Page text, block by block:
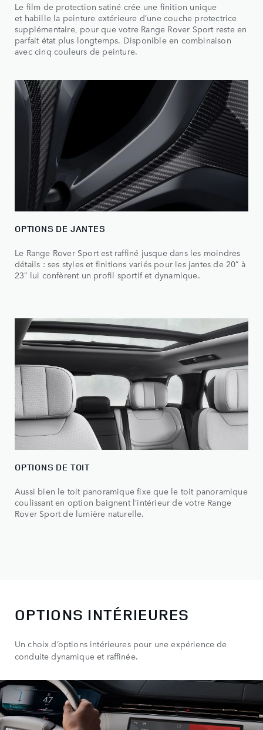
Le film de protection satiné crée une finition unique
et habille la peinture extérieure d’une couche protectrice
supplémentaire, pour que votre Range Rover Sport reste en
parfait état plus longtemps. Disponible en combinaison
avec cinq couleurs de peinture.
OPTIONS DE JANTES
Le Range Rover Sport est raffiné jusque dans les moindres
détails : ses styles et finitions variés pour les jantes de 20” à
23” lui confèrent un profil sportif et dynamique.
OPTIONS DE TOIT
Aussi bien le toit panoramique fixe que le toit panoramique
coulissant en option baignent l’intérieur de votre Range
Rover Sport de lumière naturelle.
OPTIONS INTÉRIEURES
Un choix d’options intérieures pour une expérience de
conduite dynamique et raffinée.